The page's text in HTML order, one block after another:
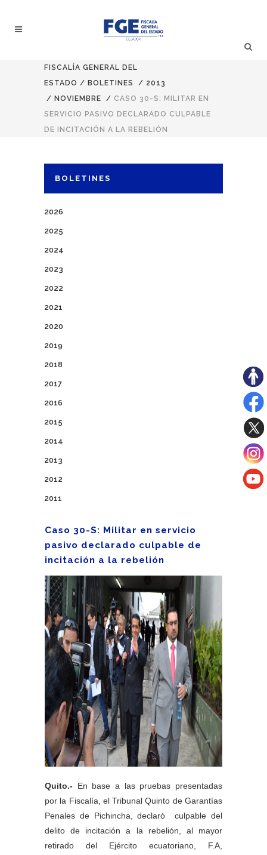
FISCALÍA GENERAL DEL
ESTADO / BOLETINES / 2013
/ NOVIEMBRE / CASO 30-S: MILITAR EN
SERVICIO PASIVO DECLARADO CULPABLE
DE INCITACIÓN A LA REBELIÓN
BOLETINES
2026
2025
2024
2023
2022
2021
2020
2019
2018
2017
2016
2015
2014
2013
2012
2011
Caso 30-S: Militar en servicio
pasivo declarado culpable de
incitación a la rebelión
Quito.- En base a las pruebas presentadas
por la Fiscalía, el Tribunal Quinto de Garantías
Penales de Pichincha, declaró culpable del
delito de incitación a la rebelión, al mayor
retirado del Ejército ecuatoriano, F.A,